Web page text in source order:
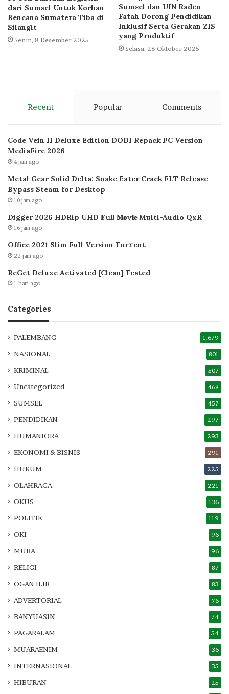
dari Sumsel Untuk Korban
Bencana Sumatera Tiba di
Silangit
Senin, 8 Desember 2025
Sumsel dan UIN Raden
Fatah Dorong Pendidikan
Inklusif Serta Gerakan ZIS
yang Produktif
Selasa, 28 Oktober 2025
Recent Popular Comments
Code Vein II Deluxe Edition DODI Repack PC Version
MediaFire 2026
4 jam ago
Metal Gear Solid Delta: Snake Eater Crack FLT Release
Bypass Steam for Desktop
10 jam ago
Digger 2026 HDRip UHD 𝐅𝚞𝐥𝐥 𝐌𝐨𝚟𝐢𝐞 Multi-Audio QxR
16 jam ago
Office 2021 Slim Full Version Tor𝚛ent
22 jam ago
ReGet Deluxe Activated [Clean] Tested
1 hari ago
Categories
PALEMBANG 1,679
NASIONAL 801
KRIMINAL 507
Uncategorized 468
SUMSEL 457
PENDIDIKAN 297
HUMANIORA 293
EKONOMI & BISNIS 291
HUKUM 225
OLAHRAGA 221
OKUS 136
POLITIK 119
OKI 96
MUBA 96
RELIGI 87
OGAN ILIR 83
ADVERTORIAL 76
BANYUASIN 74
PAGARALAM 54
MUARAENIM 36
INTERNASIONAL 35
HIBURAN 25